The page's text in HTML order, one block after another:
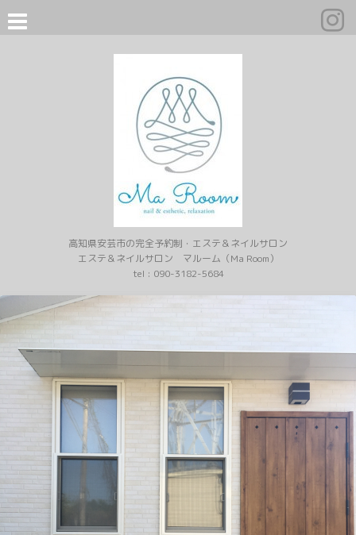
高知県安芸市の完全予約制・エステ＆ネイルサロン
エステ＆ネイルサロン マルーム（Ma Room）
tel : 090-3182-5684